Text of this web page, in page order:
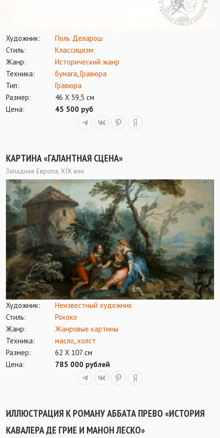
Художник:
Поль Деларош
Стиль:
Классицизм
Жанр:
Исторический жанр
Техника:
бумага,Гравюра
Тип:
Гравюра
Размер:
46 Х 59,5 см
Цена:
45 500 руб
КАРТИНА «ГАЛАНТНАЯ СЦЕНА»
Западная Европа, XIX век
Художник:
Неизвестный художник
Стиль:
Рококо
Жанр:
Жанровые картины
Техника:
масло,холст
Размер:
62 Х 107 см
Цена:
785 000 рублей
ИЛЛЮСТРАЦИЯ К РОМАНУ АББАТА ПРЕВО «ИСТОРИЯ
КАВАЛЕРА ДЕ ГРИЕ И МАНОН ЛЕСКО»